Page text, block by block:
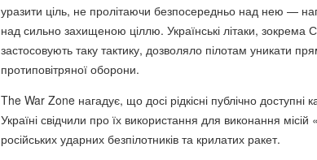
уразити ціль, не пролітаючи безпосередньо над нею —
над сильно захищеною ціллю. Українські літаки, зокрема
застосовують таку тактику, дозволяло пілотам уникати
протиповітряної оборони.
The War Zone нагадує, що досі рідкісні публічно доступні
Україні свідчили про їх використання для виконання
російських ударних безпілотників та крилатих ракет.